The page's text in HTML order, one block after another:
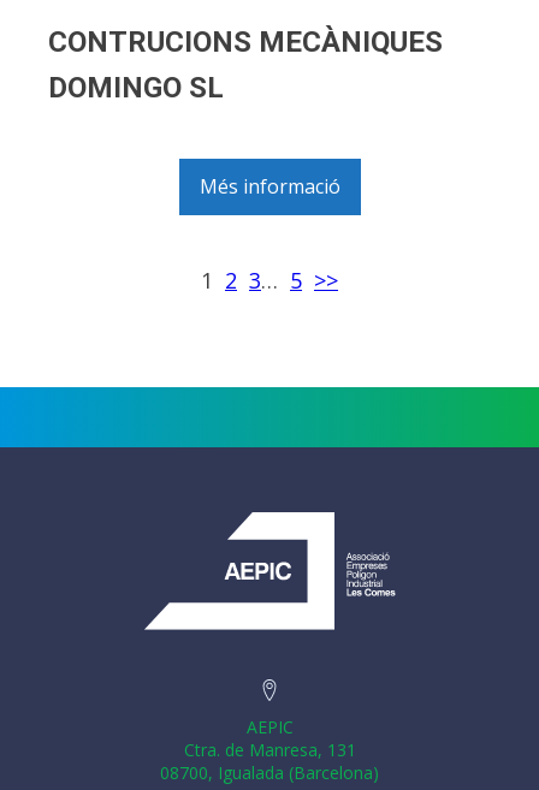
CONTRUCIONS MECÀNIQUES
DOMINGO SL
Més informació
1 2 3… 5 >>
AEPIC
Ctra. de Manresa, 131
08700, Igualada (Barcelona)